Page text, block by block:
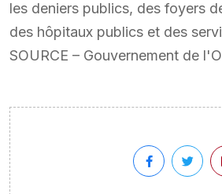
les deniers publics, des foyers
des hôpitaux publics et des
SOURCE – Gouvernement de